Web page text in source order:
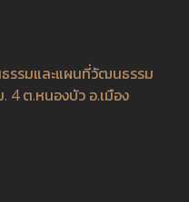
รรมและแผนที่วัฒนธรรม
4 ต.หนองบัว อ.เมือง